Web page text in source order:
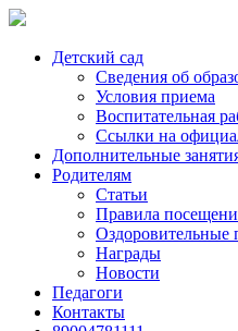
Skip
Детский сад
Сведения об
Условия приема
Воспитательная
Ссылки на
Дополнительные
Родителям
Статьи
Правила
Оздоровительные
Награды
Новости
Педагоги
Контакты